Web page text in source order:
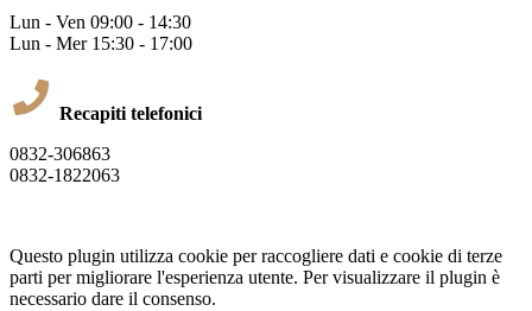
Lun - Ven 09:00 - 14:30
Lun - Mer 15:30 - 17:00
Recapiti telefonici
0832-306863
0832-1822063
Questo plugin utilizza cookie per raccogliere dati e cookie di terze
parti per migliorare l'esperienza utente. Per visualizzare il plugin è
necessario dare il consenso.